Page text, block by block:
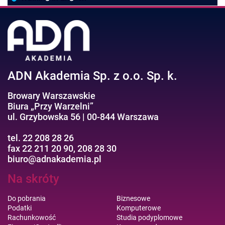
Efektywność osobista//Wellbeing
ADN Akademia Sp. z o.o. Sp. k.
Browary Warszawskie
Biura „Przy Warzelni”
ul. Grzybowska 56 | 00-844 Warszawa
tel. 22 208 28 26
fax 22 211 20 90, 208 28 30
biuro@adnakademia.pl
Na skróty
Do pobrania
Podatki
Rachunkowość
Biznesowe
Komputerowe
Studia podyplomowe